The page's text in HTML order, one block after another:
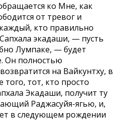
ко Мне, как
от тревог и
кто правильно
экадаши, — пусть
Лумпаке, — будет
Он полностью
на Вайкунтху, в
тот, кто просто
Экадаши, получит ту
Раджасуйя-ягью, и,
в следующем рождении